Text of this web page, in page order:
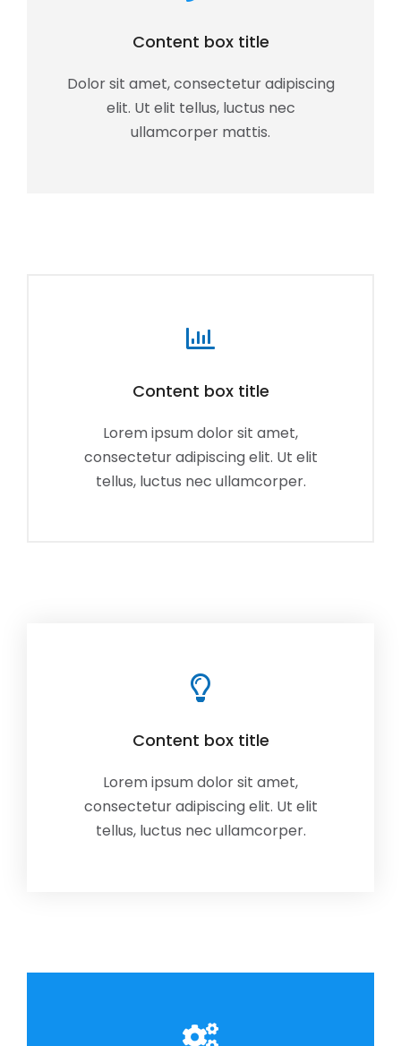
Content box title
Dolor sit amet, consectetur adipiscing
elit. Ut elit tellus, luctus nec
ullamcorper mattis.
Content box title
Lorem ipsum dolor sit amet,
consectetur adipiscing elit. Ut elit
tellus, luctus nec ullamcorper.
Content box title
Lorem ipsum dolor sit amet,
consectetur adipiscing elit. Ut elit
tellus, luctus nec ullamcorper.